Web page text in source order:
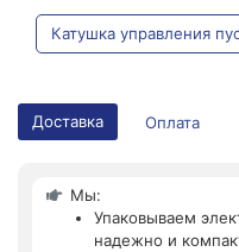
Катушка управления
Доставка Оплата
Мы:
Упаковываем
надежно и